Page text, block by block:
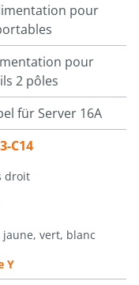
pour
pour
2 pôles
für Server 16A
C14
droit
vert, blanc
Y